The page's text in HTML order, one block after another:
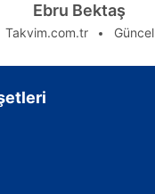
Ebru Bektaş
Takvim.com.tr Güncel